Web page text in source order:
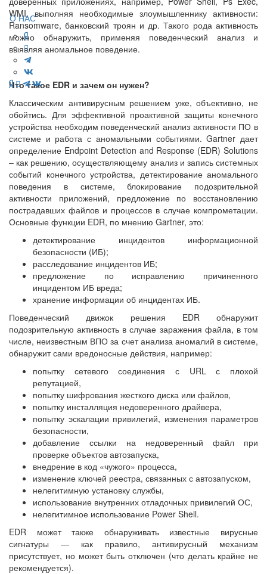
О НАС
WMI, выполняя необходимые злоумышленнику активности:
Ransomware, банковский троян и др. Такого рода активность
можно обнаружить, применяя поведенческий анализ и
выявляя аномальное поведение.
Что такое EDR и зачем он нужен?
Классическим антивирусным решением уже, объективно, не
обойтись. Для эффективной проактивной защиты конечного
устройства необходим поведенческий анализ активности ПО в
системе и работа с аномальными событиями. Gartner дает
определение Endpoint Detection and Response (EDR) Solutions
– как решению, осуществляющему анализ и запись системных
событий конечного устройства, детектирование аномального
поведения в системе, блокирование подозрительной
активности приложений, предложение по восстановлению
пострадавших файлов и процессов в случае компрометации.
Основные функции EDR, по мнению Gartner, это:
детектирование инцидентов информационной
безопасности (ИБ);
расследование инцидентов ИБ;
предложение по исправлению причиненного
инцидентом ИБ вреда;
хранение информации об инцидентах ИБ.
Поведенческий движок решения EDR обнаружит
подозрительную активность в случае заражения файла, в том
числе, неизвестным ВПО за счет анализа аномалий в системе,
обнаружит сами вредоносные действия, например:
попытку сетевого соединения с URL с плохой
репутацией,
попытку шифрования жесткого диска или файлов,
попытку инсталляция недоверенного драйвера,
попытку эскалации привилегий, изменения параметров
безопасности,
добавление ссылки на недоверенный файл при
проверке объектов автозапуска,
внедрение в код «чужого» процесса,
изменение ключей реестра, связанных с автозапуском,
нелегитимную установку службы,
использование внутренних отладочных привилегий ОС,
нелегитимное использование Power Shell.
EDR может также обнаруживать известные вирусные
сигнатуры — как правило, антивирусный механизм
присутствует, но может быть отключен (что делать крайне не
рекомендуется).